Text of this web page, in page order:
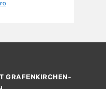
GRAFENKIRCHEN-